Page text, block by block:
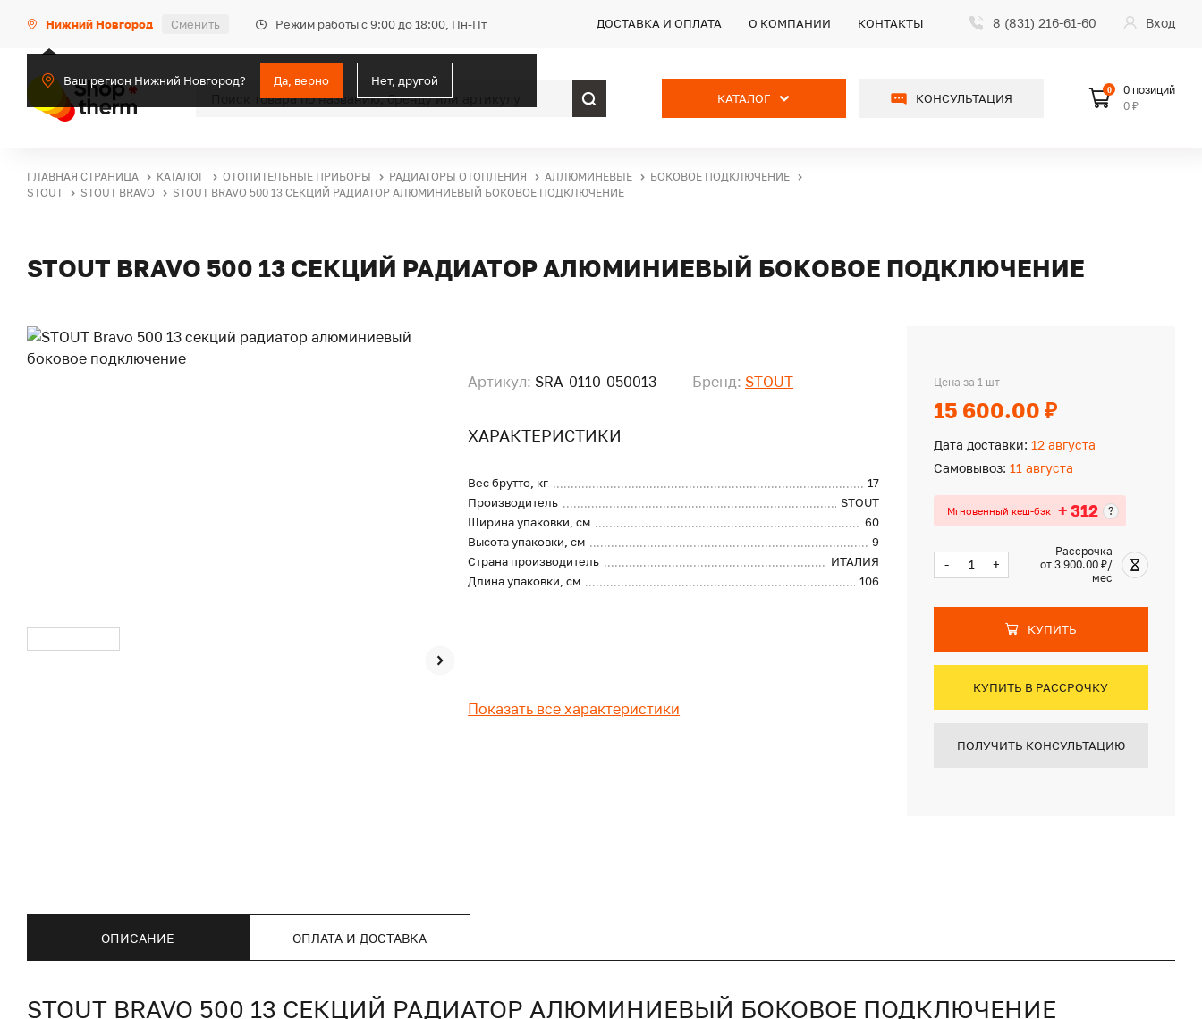
Нижний Новгород Сменить Режим работы с 9:00 до 18:00, Пн-Пт
Ваш регион Нижний Новгород? Да, верно Нет, другой
ДОСТАВКА И ОПЛАТА О КОМПАНИИ КОНТАКТЫ 8 (831) 216-61-60 Вход
КАТАЛОГ КОНСУЛЬТАЦИЯ
0
0 позиций
0 ₽
ГЛАВНАЯ СТРАНИЦА КАТАЛОГ ОТОПИТЕЛЬНЫЕ ПРИБОРЫ РАДИАТОРЫ ОТОПЛЕНИЯ АЛЛЮМИНЕВЫЕ
БОКОВОЕ ПОДКЛЮЧЕНИЕ
STOUT
STOUT BRAVO STOUT BRAVO 500 13 СЕКЦИЙ РАДИАТОР АЛЮМИНИЕВЫЙ БОКОВОЕ ПОДКЛЮЧЕНИЕ
STOUT BRAVO 500 13 СЕКЦИЙ РАДИАТОР АЛЮМИНИЕВЫЙ БОКОВОЕ ПОДКЛЮЧЕНИЕ
Артикул: SRA-0110-050013 Бренд: STOUT
ХАРАКТЕРИСТИКИ
Вес брутто, кг
17
Производитель
STOUT
Ширина упаковки, см
60
Высота упаковки, см
9
Страна производитель
ИТАЛИЯ
Длина упаковки, см
106
Показать все характеристики
Цена за 1 шт
15 600.00 ₽
Дата доставки: 12 августа
Самовывоз: 11 августа
Мгновенный кеш-бэк + 312 ?
- +
Рассрочка
от 3 900.00 ₽/
мес
КУПИТЬ
КУПИТЬ В РАССРОЧКУ
ПОЛУЧИТЬ КОНСУЛЬТАЦИЮ
ОПИСАНИЕ ОПЛАТА И ДОСТАВКА
STOUT BRAVO 500 13 СЕКЦИЙ РАДИАТОР АЛЮМИНИЕВЫЙ БОКОВОЕ ПОДКЛЮЧЕНИЕ